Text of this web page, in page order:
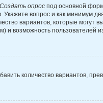
Создать опрос под основной
вопрос и как минимум
вариантов, которые могут
возможность пользователей
количество вариантов,